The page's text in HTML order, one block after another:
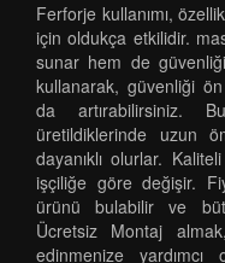
Ferforje kullanımı,
için oldukça etkilidir.
sunar hem de
kullanarak, güvenliği ön
da artırabilirsiniz.
üretildiklerinde uzun
dayanıklı olurlar.
işçiliğe göre değişir.
ürünü bulabilir ve
Ücretsiz Montaj
edinmenize